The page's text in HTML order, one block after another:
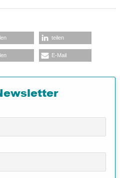
teilen
E-Mail